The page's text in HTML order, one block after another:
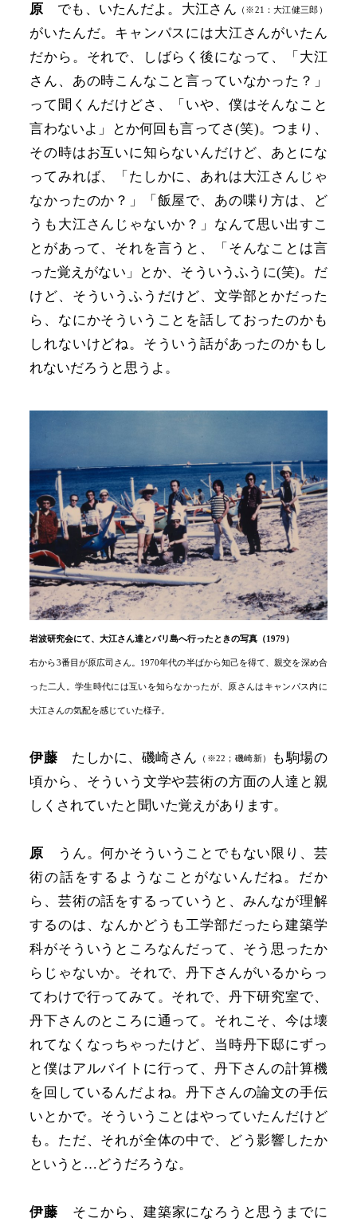
原 でも、いたんだよ。大江さん （※21：大江健三郎）
がいたんだ。キャンパスには大江さんがいたん
だから。それで、しばらく後になって、「大江
さん、あの時こんなこと言っていなかった？」
って聞くんだけどさ、「いや、僕はそんなこと
言わないよ」とか何回も言ってさ(笑)。つまり、
その時はお互いに知らないんだけど、あとにな
ってみれば、「たしかに、あれは大江さんじゃ
なかったのか？」「飯屋で、あの喋り方は、ど
うも大江さんじゃないか？」なんて思い出すこ
とがあって、それを言うと、「そんなことは言
った覚えがない」とか、そういうふうに(笑)。だ
けど、そういうふうだけど、文学部とかだった
ら、なにかそういうことを話しておったのかも
しれないけどね。そういう話があったのかもし
れないだろうと思うよ。
岩波研究会にて、大江さん達とバリ島へ行ったときの写真（1979）
右から3番目が原広司さん。1970年代の半ばから知己を得て、親交を深め合
った二人。学生時代には互いを知らなかったが、原さんはキャンパス内に
大江さんの気配を感じていた様子。
伊藤 たしかに、磯崎さん （※22；磯崎新）
も駒場の
頃から、そういう文学や芸術の方面の人達と親
しくされていたと聞いた覚えがあります。
原 うん。何かそういうことでもない限り、芸
術の話をするようなことがないんだね。だか
ら、芸術の話をするっていうと、みんなが理解
するのは、なんかどうも工学部だったら建築学
科がそういうところなんだって、そう思ったか
らじゃないか。それで、丹下さんがいるからっ
てわけで行ってみて。それで、丹下研究室で、
丹下さんのところに通って。それこそ、今は壊
れてなくなっちゃったけど、当時丹下邸にずっ
と僕はアルバイトに行って、丹下さんの計算機
を回しているんだよね。丹下さんの論文の手伝
いとかで。そういうことはやっていたんだけど
も。ただ、それが全体の中で、どう影響したか
というと…どうだろうな。
伊藤 そこから、建築家になろうと思うまでに